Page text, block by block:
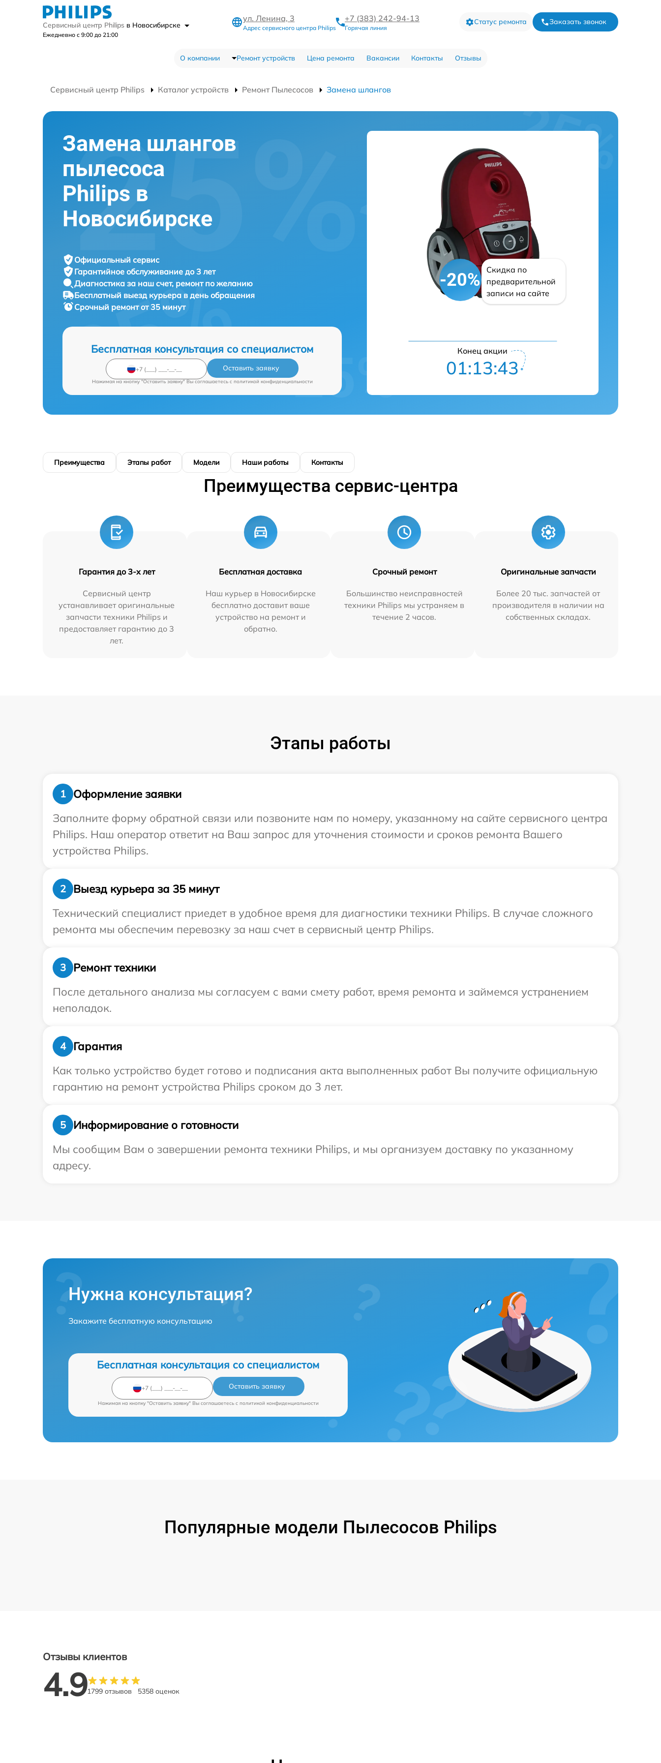
Сервисный центр Philips в Новосибирске
Ежедневно с 9:00 до 21:00
ул. Ленина, 3
Адрес сервисного центра Philips
+7 (383) 242-94-13
Горячая линия
Статус ремонта Заказать звонок
О компании Ремонт устройств Цена ремонта Вакансии Контакты Отзывы
Сервисный центр Philips Каталог устройств Ремонт Пылесосов Замена шлангов
Замена шлангов
пылесоса
Philips в
Новосибирске
Официальный сервис
Гарантийное обслуживание до 3 лет
Диагностика за наш счет, ремонт по желанию
Бесплатный выезд курьера в день обращения
Срочный ремонтот 35 минут
Бесплатная консультация со специалистом
Оставить заявку
Нажимая на кнопку "Оставить заявку" Вы соглашаетесь c политикой конфиденциальности
-20%
Скидка по
предварительной
записи на сайте
Конец акции
01:13:42
Преимущества Этапы работ Модели Наши работы Контакты
Преимущества сервис-центра
Гарантия до 3-х лет
Сервисный центр
устанавливает оригинальные
запчасти техники Philips и
предоставляет гарантию до 3
лет.
Бесплатная доставка
Наш курьер в Новосибирске
бесплатно доставит ваше
устройство на ремонт и
обратно.
Срочный ремонт
Большинство неисправностей
техники Philips мы устраняем в
течение 2 часов.
Оригинальные запчасти
Более 20 тыс. запчастей от
производителя в наличии на
собственных складах.
Этапы работы
1
Оформление заявки
Заполните форму обратной связи или позвоните нам по номеру, указанному на сайте сервисного центра
Philips. Наш оператор ответит на Ваш запрос для уточнения стоимости и сроков ремонта Вашего
устройства Philips.
2
Выезд курьера за 35 минут
Технический специалист приедет в удобное время для диагностики техники Philips. В случае сложного
ремонта мы обеспечим перевозку за наш счет в сервисный центр Philips.
3
Ремонт техники
После детального анализа мы согласуем с вами смету работ, время ремонта и займемся устранением
неполадок.
4
Гарантия
Как только устройство будет готово и подписания акта выполненных работ Вы получите официальную
гарантию на ремонт устройства Philips сроком до 3 лет.
5
Информирование о готовности
Мы сообщим Вам о завершении ремонта техники Philips, и мы организуем доставку по указанному
адресу.
Нужна консультация?
Закажите бесплатную консультацию
Бесплатная консультация со специалистом
Оставить заявку
Нажимая на кнопку "Оставить заявку" Вы соглашаетесь c политикой конфиденциальности
Популярные модели Пылесосов Philips
Отзывы клиентов
4.91799 отзывов 5358 оценок